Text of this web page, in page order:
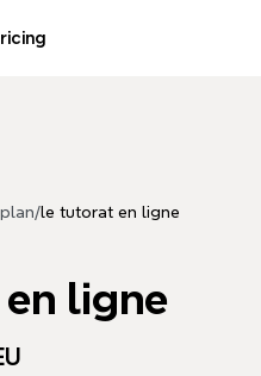
plan/le tutorat en ligne
ligne